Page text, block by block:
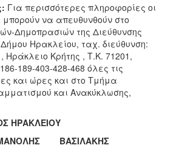
: Για περισσότερες πληροφορίες οι
να απευθυνθούν στο
Δημοπρασιών της Διεύθυνσης
Ηρακλείου, ταχ. διεύθυνση:
Κρήτης , Τ.Κ. 71201,
189-403-428-468 όλες τις
και ώρες και στο Τμήμα
και Ανακύκλωσης,
ΗΡΑΚΛΕΙΟΥ
ΒΑΣΙΛΑΚΗΣ